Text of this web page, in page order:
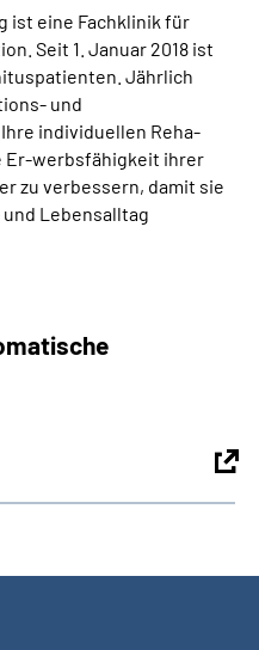
ist eine Fachklinik für
Seit 1. Januar 2018 ist
Jährlich
und
individuellen Reha-
Er-werbsfähigkeit ihrer
zu verbessern, damit sie
Lebensalltag